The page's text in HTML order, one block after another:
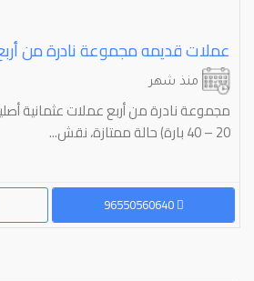
منذ شهر
20 – 40 بارة) حالة ممتازة، نقش...
96550560640